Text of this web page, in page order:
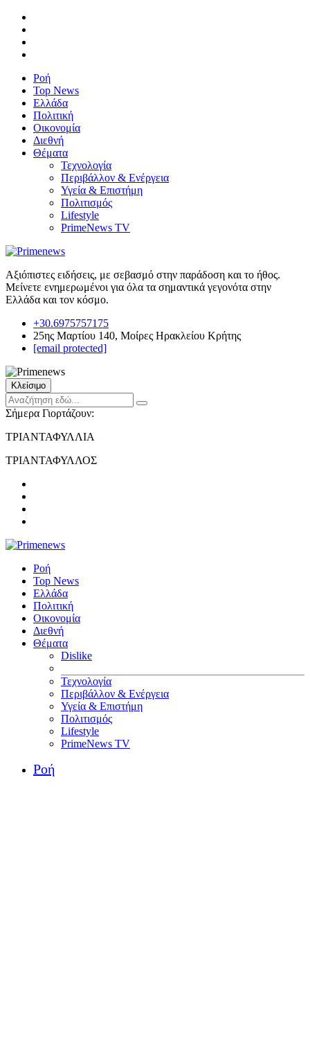
Ροή
Top News
Ελλάδα
Πολιτική
Οικονομία
Διεθνή
Θέματα
Τεχνολογία
Περιβάλλον & Ενέργεια
Υγεία & Επιστήμη
Πολιτισμός
Lifestyle
PrimeNews TV
Αξιόπιστες ειδήσεις, με σεβασμό στην παράδοση και το ήθος.
Μείνετε ενημερωμένοι για όλα τα σημαντικά γεγονότα στην
Ελλάδα και τον κόσμο.
+30.6975757175
25ης Μαρτίου 140, Μοίρες Ηρακλείου Κρήτης
[email protected]
Κλείσιμο
Σήμερα Γιορτάζουν:
ΤΡΙΑΝΤΑΦΥΛΛΙΑ
ΤΡΙΑΝΤΑΦΥΛΛΟΣ
Ροή
Top News
Ελλάδα
Πολιτική
Οικονομία
Διεθνή
Θέματα
Dislike
Τεχνολογία
Περιβάλλον & Ενέργεια
Υγεία & Επιστήμη
Πολιτισμός
Lifestyle
PrimeNews TV
Ροή